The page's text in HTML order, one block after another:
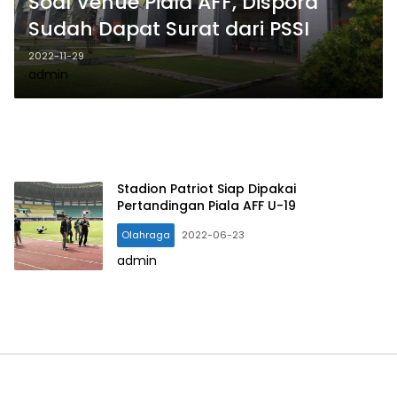
Sudah Dapat Surat dari PSSI
2022-11-29
admin
Stadion Patriot Siap Dipakai
Pertandingan Piala AFF U-19
Olahraga 2022-06-23
admin